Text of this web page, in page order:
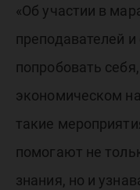
«Об участии в
преподавателей
попробовать
экономическом
такие
помогают не
знания, но и